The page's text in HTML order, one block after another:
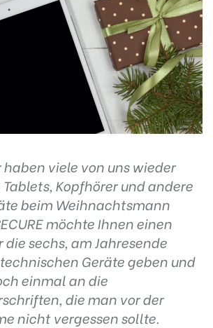
haben viele von uns wieder
Kopfhörer und andere
beim Weihnachtsmann
möchte Ihnen einen
sechs, am Jahresende
Geräte geben und
einmal an die
die man vor der
nicht vergessen sollte.